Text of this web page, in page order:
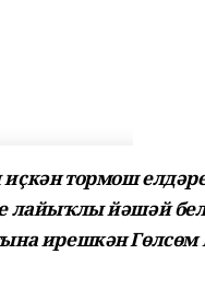
тормош
лайыҡлы йәшәй
ирешкән Гөлсөм